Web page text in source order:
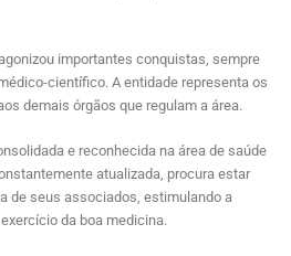
importantes conquistas, sempre
científico. A entidade representa os
demais órgãos que regulam a área.
e reconhecida na área de saúde
atualizada, procura estar
de seus associados, estimulando a
da boa medicina.